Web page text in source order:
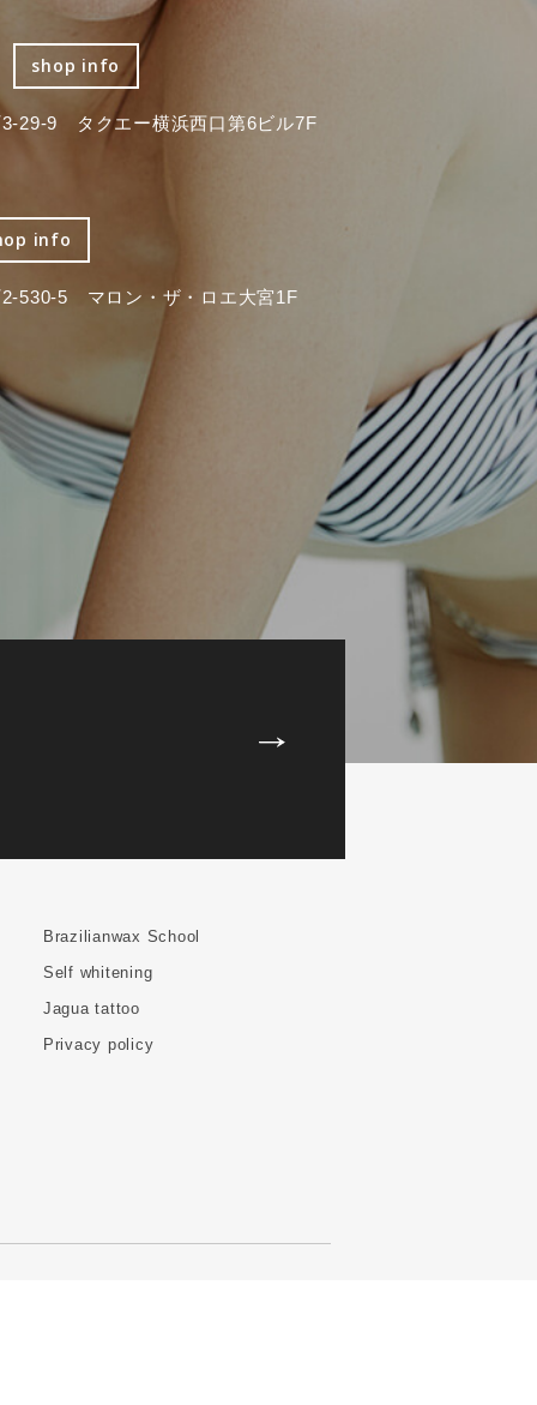
shop info
29-9 タクエー横浜西口第6ビル7F
info
530-5 マロン・ザ・ロエ大宮1F
Brazilianwax School
Self whitening
Jagua tattoo
Privacy policy